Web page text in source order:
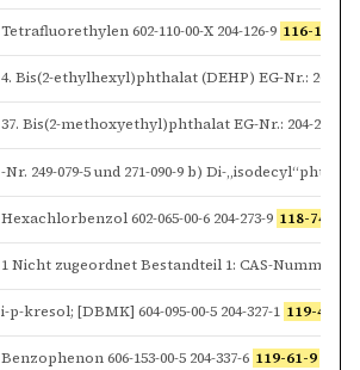
Tetrafluorethylen 602-110-00-X 204-126-9 116-14-3
37. Bis(2-methoxyethyl)phthalat EG-Nr.: 204-212-6
Hexachlorbenzol 602-065-00-6 204-273-9 118-74-1
1 Nicht zugeordnet Bestandteil 1: CAS-Nummer:
i-p-kresol; [DBMK] 604-095-00-5 204-327-1 119-47-1
Benzophenon 606-153-00-5 204-337-6 119-61-9